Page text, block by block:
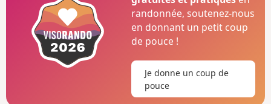
randonnée, soutenez-nous
en donnant un petit coup
de pouce !
Je donne un coup de
pouce